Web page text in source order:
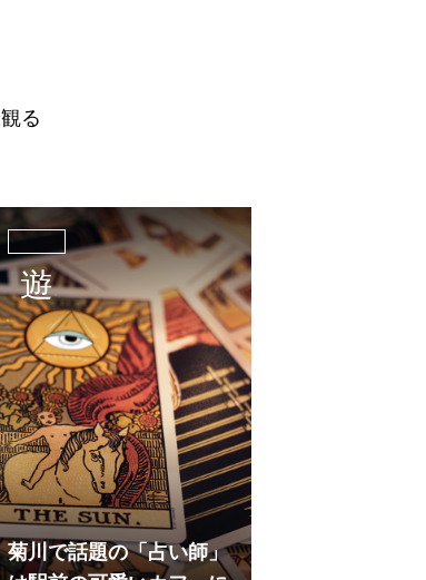
観る
菊川で話題の「占い師」